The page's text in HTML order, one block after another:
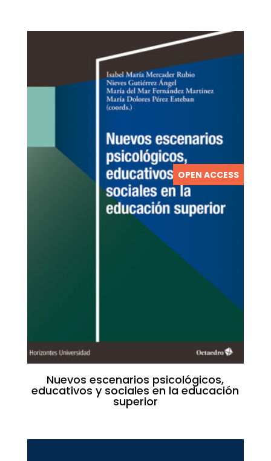
OPEN ACCESS
Nuevos escenarios psicológicos,
educativos y sociales en la educación
superior